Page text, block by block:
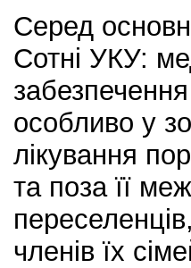
Серед
Сотні УКУ:
забезпечення
особливо у
лікування
та поза її
членів їх